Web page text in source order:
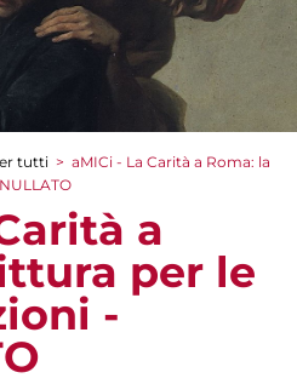
tutti > aMICi - La Carità a Roma: la
a
per le
-